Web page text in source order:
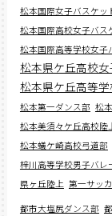
松本国際女子バスケッ
松本国際高校女子バス
松本国際高等学校女子
松本県ケ丘高校
松本県ケ丘高等
松本第一ダンス部 松
松本美須々ケ丘高校陸
松本蟻ケ崎高校弓道部
梓川高等学校男子バレ
県ヶ丘陸上 第一サッ
都市大塩尻ダンス部